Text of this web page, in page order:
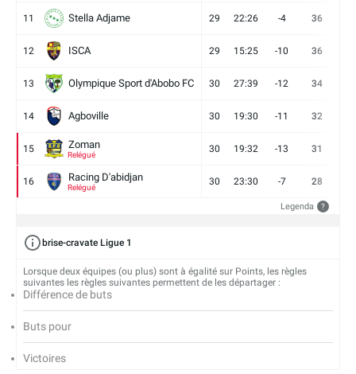
11 Stella Adjame 29 22:26 -4 36
12 ISCA 29 15:25 -10 36
13 Olympique Sport d'Abobo FC 30 27:39 -12 34
14 Agboville 30 19:30 -11 32
15 Zoman
Relégué
30 19:32 -13 31
16 Racing D'abidjan
Relégué
30 23:30 -7 28
Legenda ?
brise-cravate Ligue 1
Lorsque deux équipes (ou plus) sont à égalité sur Points, les règles
suivantes les règles suivantes permettent de les départager :
Différence de buts
Buts pour
Victoires